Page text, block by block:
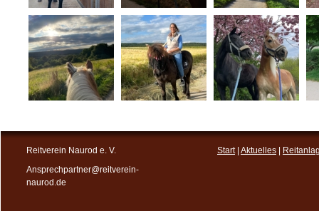
Reitverein Naurod e. V.
Ansprechpartner@reitverein-
naurod.de
Start| Aktuelles |